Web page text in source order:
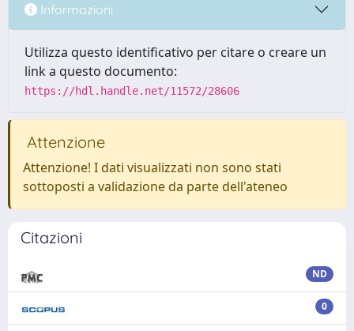
Informazioni
Utilizza questo identificativo per citare o creare un
link a questo documento:
https://hdl.handle.net/11572/28606
Attenzione
Attenzione! I dati visualizzati non sono stati
sottoposti a validazione da parte dell'ateneo
Citazioni
ND
0